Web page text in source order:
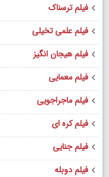
فیلم ترسناک
فیلم علمی تخیلی
فیلم هیجان انگیز
فیلم معمایی
فیلم ماجراجویی
فیلم کره ای
فیلم جنایی
فیلم دوبله